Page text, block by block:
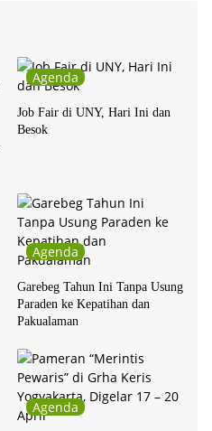
Agenda
Job Fair di UNY, Hari Ini dan
Besok
Agenda
Garebeg Tahun Ini Tanpa Usung
Paraden ke Kepatihan dan
Pakualaman
Agenda